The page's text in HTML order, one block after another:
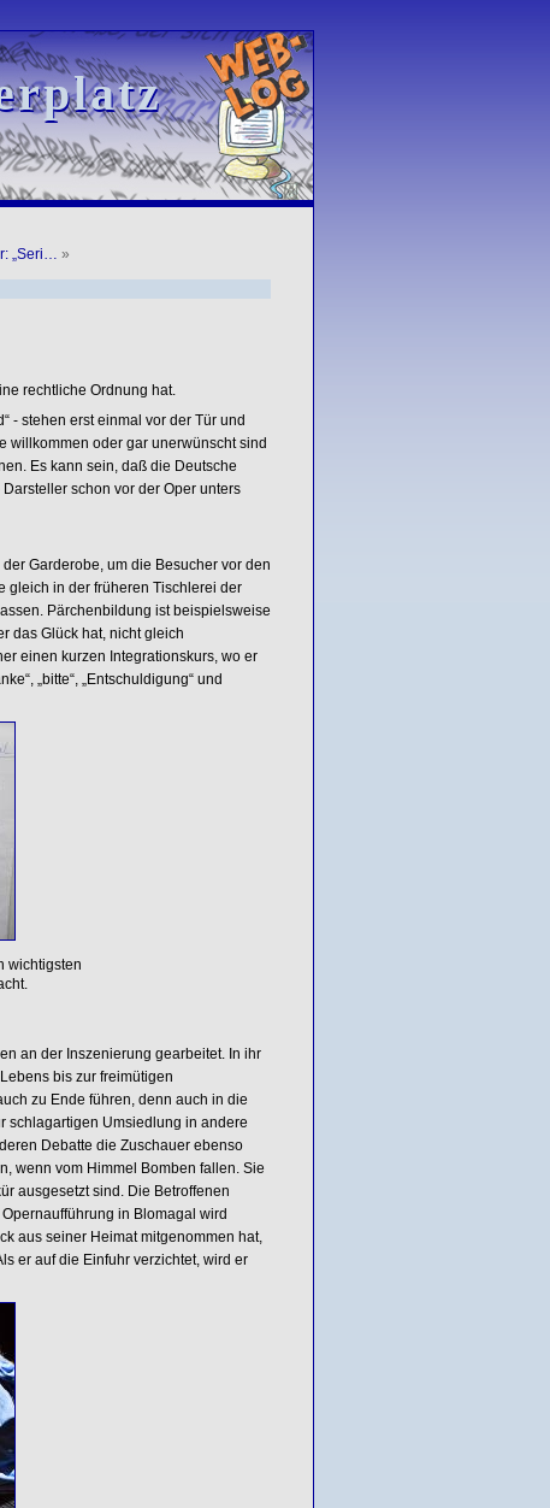
„Seri… »
rechtliche Ordnung hat.
- stehen erst einmal vor der Tür und
willkommen oder gar unerwünscht sind
Es kann sein, daß die Deutsche
schon vor der Oper unters
Garderobe, um die Besucher vor den
gleich in der früheren Tischlerei der
Pärchenbildung ist beispielsweise
das Glück hat, nicht gleich
einen kurzen Integrationskurs, wo er
„bitte“, „Entschuldigung“ und
wichtigsten
an der Inszenierung gearbeitet. In ihr
bis zur freimütigen
zu Ende führen, denn auch in die
schlagartigen Umsiedlung in andere
Debatte die Zuschauer ebenso
wenn vom Himmel Bomben fallen. Sie
ausgesetzt sind. Die Betroffenen
in Blomagal wird
aus seiner Heimat mitgenommen hat,
er auf die Einfuhr verzichtet, wird er